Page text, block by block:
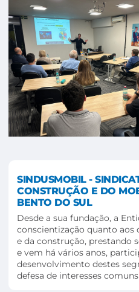
SINDUSMOBIL -
CONSTRUÇÃO E DO
BENTO DO SUL
Desde a sua fundação, a
conscientização quanto
e da construção, prestando
e vem há vários anos,
desenvolvimento destes
defesa de interesses